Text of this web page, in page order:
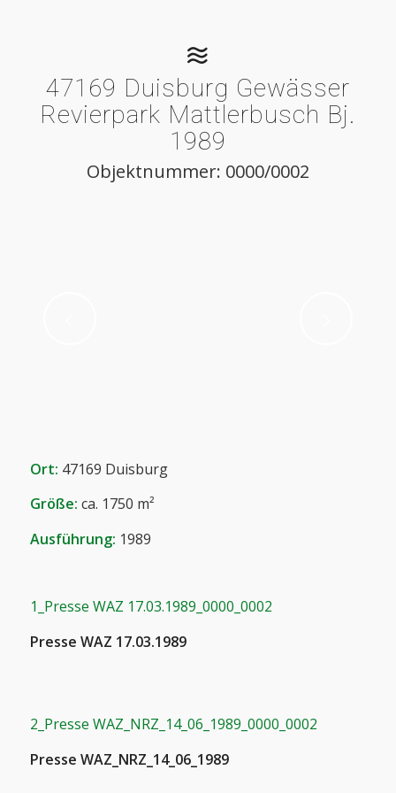
47169 Duisburg Gewässer
Revierpark Mattlerbusch Bj.
1989
Objektnummer: 0000/0002
Ort: 47169 Duisburg
Größe: ca. 1750 m²
Ausführung: 1989
1_Presse WAZ 17.03.1989_0000_0002
Presse WAZ 17.03.1989
2_Presse WAZ_NRZ_14_06_1989_0000_0002
Presse WAZ_NRZ_14_06_1989